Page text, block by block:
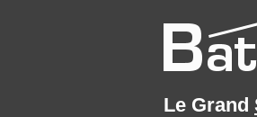
Le Grand